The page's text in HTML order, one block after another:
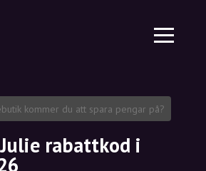
iPad
rabattkod i